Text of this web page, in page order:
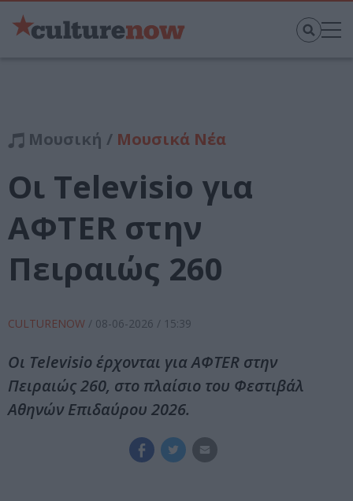
Μουσική / Μουσικά Νέα
Οι Televisio για
AΦTER στην
Πειραιώς 260
CULTURENOW / 08-06-2026 / 15:39
Οι Televisio έρχονται για AΦTER στην
Πειραιώς 260, στο πλαίσιο του Φεστιβάλ
Αθηνών Επιδαύρου 2026.